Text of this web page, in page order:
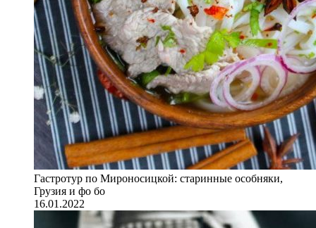
Гастротур по Мироносицкой: старинные особняки,
Грузия и фо бо
16.01.2022